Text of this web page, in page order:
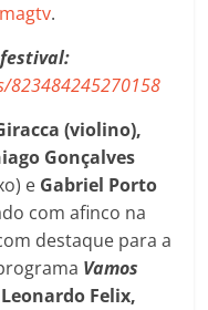
.
823484245270158
(violino),
Gonçalves
e Gabriel Porto
com afinco na
destaque para a
Vamos
Leonardo Felix,